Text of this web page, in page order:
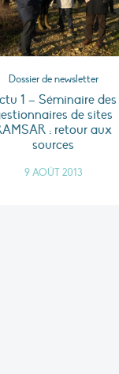
Dossier de newsletter
1 – Séminaire des
de sites
: retour aux
sources
9 AOÛT 2013